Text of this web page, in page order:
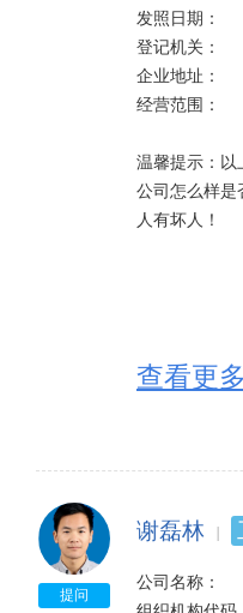
发照日期：	2015-05-04
登记机关：	柳州市工商行政管理局鱼峰区分局
企业地址：	柳州市柳石路26号3层
经营范围：	餐饮企业管理服务，农副产品、预包装食品销售，餐饮服务。
温馨提示：以
公司怎么样是
人有坏人！
查看更
提问
谢磊林
公司名称：	柳州市爱民餐饮管理有限公司